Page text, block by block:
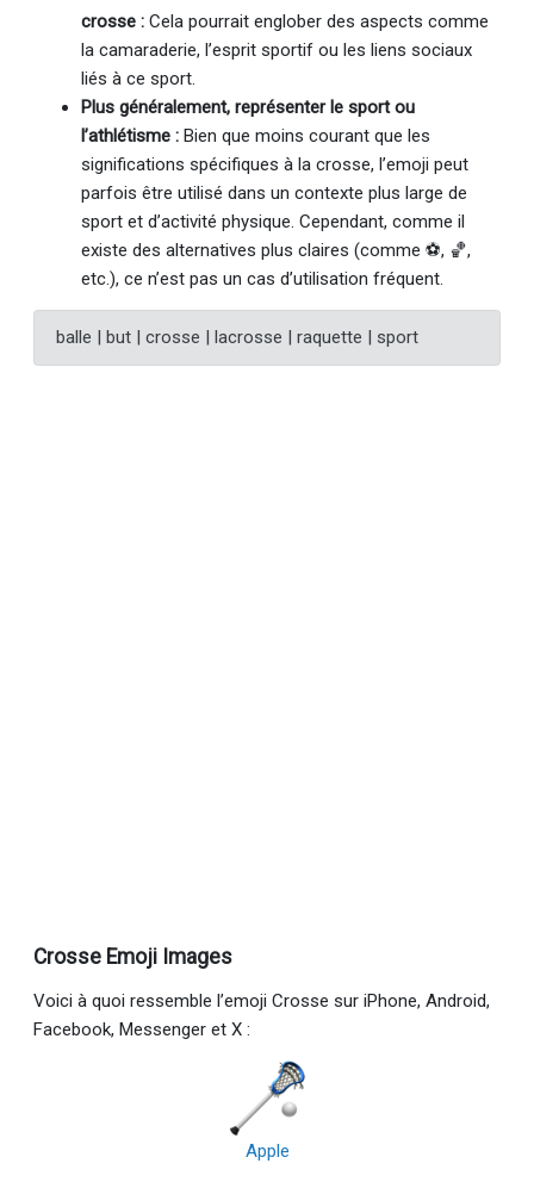
crosse : Cela pourrait englober des aspects comme
la camaraderie, l’esprit sportif ou les liens sociaux
liés à ce sport.
Plus généralement, représenter le sport ou
l’athlétisme : Bien que moins courant que les
significations spécifiques à la crosse, l’emoji peut
parfois être utilisé dans un contexte plus large de
sport et d’activité physique. Cependant, comme il
existe des alternatives plus claires (comme ⚽️, 🏀,
etc.), ce n’est pas un cas d’utilisation fréquent.
balle | but | crosse | lacrosse | raquette | sport
Crosse Emoji Images
Voici à quoi ressemble l’emoji Crosse sur iPhone, Android,
Facebook, Messenger et X :
Apple